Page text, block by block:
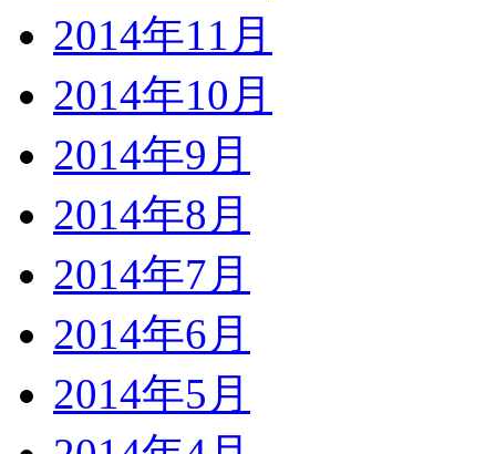
2014年11月
2014年10月
2014年9月
2014年8月
2014年7月
2014年6月
2014年5月